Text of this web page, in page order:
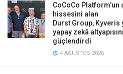
CoCoCo Platform’un
hissesini alan
Durst Group, Kyveris
yapay zekâ altyapısını
güçlendirdi
4 AĞUSTOS 2026